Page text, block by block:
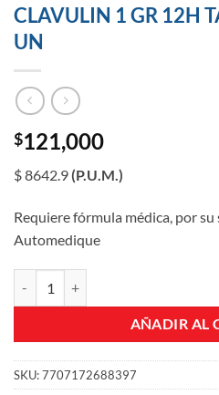
CLAVULIN 1 GR 12H
UN
$121,000
$ 8642.9(P.U.M.)
Requiere fórmula médica, por
Automedique
AÑADIR AL
SKU:7707172688397